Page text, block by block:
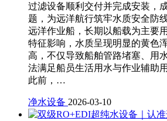
过滤设备顺利交付并完成安装，
题，为远洋航行筑牢水质安全防
远洋作业船，长期以船载为主要
特征影响，水质呈现明显的黄色
高，不仅导致船舶管路堵塞、用
法满足船员生活用水与作业辅助
此前，…
净水设备 2026-03-10